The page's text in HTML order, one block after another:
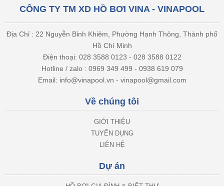
CÔNG TY TM XD HỒ BƠI VINA - VINAPOOL
Địa Chỉ : 22 Nguyễn Bỉnh Khiêm, Phường Hạnh Thông, Thành phố
Hồ Chí Minh
Điện thoại: 028 3588 0123 - 028 3588 0122
Hotline / zalo : 0969 349 499 - 0938 619 079
Email: info@vinapool.vn - vinapool@gmail.com
Về chúng tôi
GIỚI THIỆU
TUYỂN DỤNG
LIÊN HỆ
Dự án